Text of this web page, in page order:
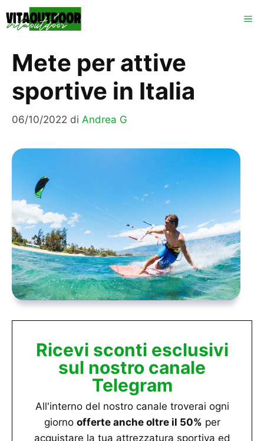
al
Mete per attive
sportive in Italia
06/10/2022 di Andrea G
Ricevi sconti esclusivi
sul nostro canale
Telegram
All'interno del nostro canale troverai ogni
giorno offerte anche oltre il 50% per
acquistare la tua attrezzatura sportiva ed